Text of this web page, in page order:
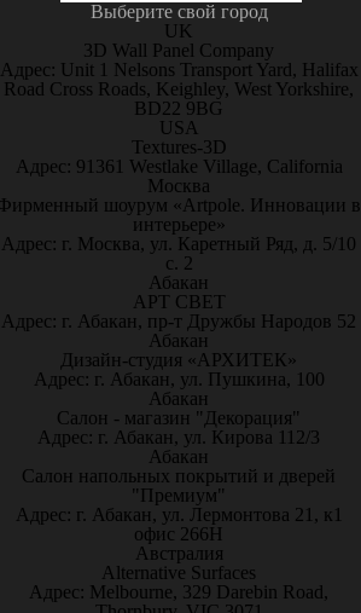
Выберите свой город
UK
3D Wall Panel Company
Адрес: Unit 1 Nelsons Transport Yard, Halifax
Road Cross Roads, Keighley, West Yorkshire,
BD22 9BG
USA
Textures-3D
Адрес: 91361 Westlake Village, California
Москва
шоурум «Artpole. Инновации в
интерьере»
Адрес: г. Москва, ул. Каретный Ряд, д. 5/10
с. 2
Абакан
АРТ СВЕТ
Адрес: г. Абакан, пр-т Дружбы Народов 52
Абакан
Дизайн-студия «АРХИТЕК»
Адрес: г. Абакан, ул. Пушкина, 100
Абакан
Салон - магазин "Декорация"
Адрес: г. Абакан, ул. Кирова 112/3
Абакан
Салон напольных покрытий и дверей
"Премиум"
Адрес: г. Абакан, ул. Лермонтова 21, к1
офис 266Н
Австралия
Alternative Surfaces
Адрес: Melbourne, 329 Darebin Road,